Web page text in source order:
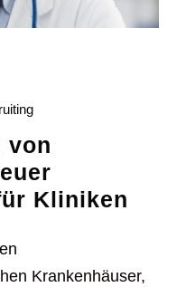
von
Kliniken
Krankenhäuser,